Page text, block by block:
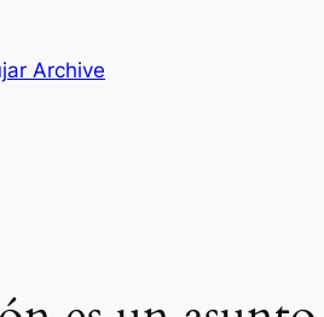
Archive